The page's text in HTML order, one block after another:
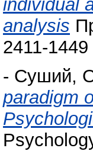
individual
analysis
2411-1449
- Суший,
paradigm